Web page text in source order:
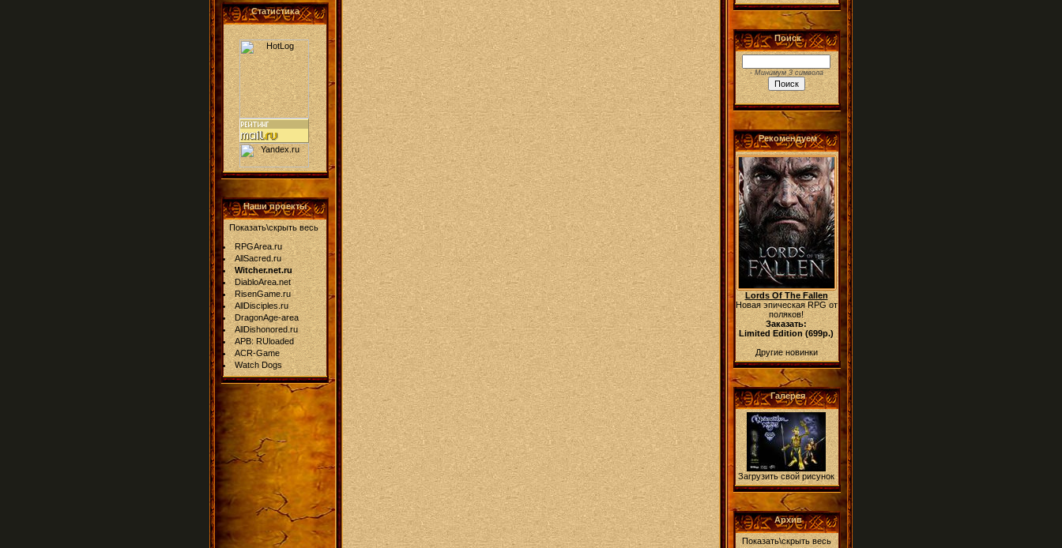
Статистика
Наши проекты
Показать\скрыть весь
RPGArea.ru
AllSacred.ru
Witcher.net.ru
DiabloArea.net
RisenGame.ru
AllDisciples.ru
DragonAge-area
AllDishonored.ru
APB: RUloaded
ACR-Game
Watch Dogs
Поиск
- Минимум 3 символа
Рекомендуем
Lords Of The Fallen
Новая эпическая RPG от
поляков!
Заказать:
Limited Edition (699р.)
Другие новинки
Галерея
Загрузить свой рисунок
Архив
Показать\скрыть весь